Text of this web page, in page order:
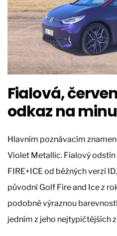
Fialová,
odkaz na
Hlavním poznávacím
Violet Metallic. Fialový
FIRE+ICE od běžných verzí
původní Golf Fire and Ice z
podobně výraznou
jedním z jeho nejtypičtějších